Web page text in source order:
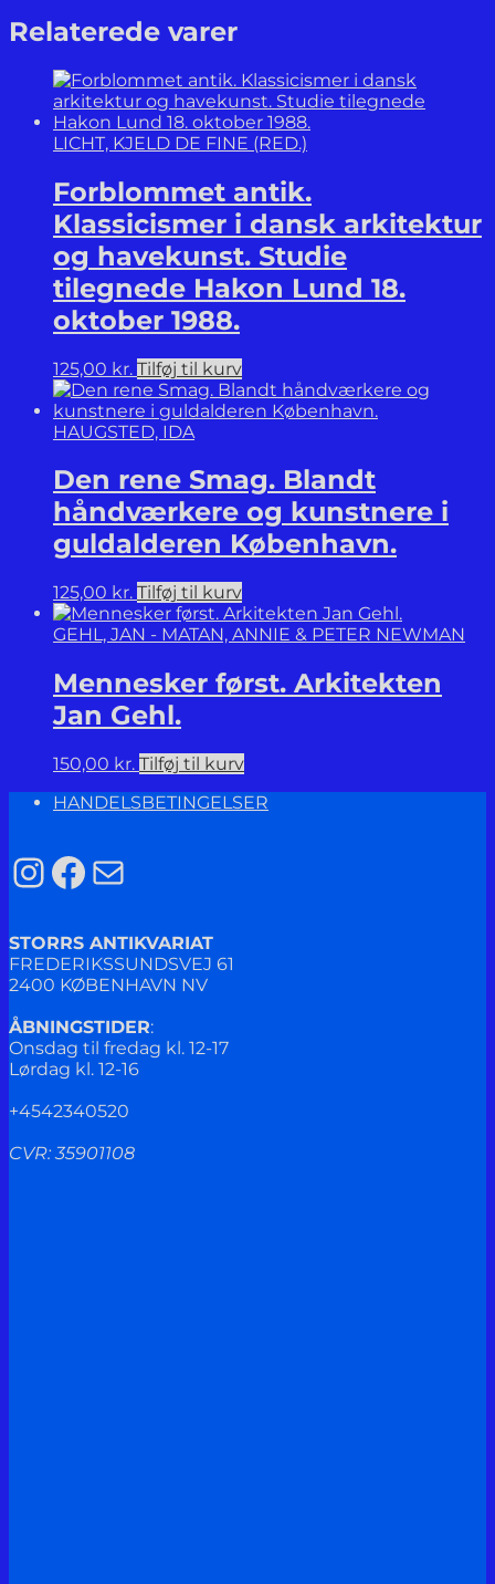
antal
Relaterede varer
LICHT, KJELD DE FINE (RED.)
Forblommet antik.
Klassicismer i dansk arkitektur
og havekunst. Studie
tilegnede Hakon Lund 18.
oktober 1988.
125,00 kr. Tilføj til kurv
HAUGSTED, IDA
Den rene Smag. Blandt
håndværkere og kunstnere i
guldalderen København.
125,00 kr. Tilføj til kurv
GEHL, JAN - MATAN, ANNIE & PETER NEWMAN
Mennesker først. Arkitekten
Jan Gehl.
150,00 kr. Tilføj til kurv
HANDELSBETINGELSER
Instagram
Facebook
Mail
STORRS ANTIKVARIAT
FREDERIKSSUNDSVEJ 61
2400 KØBENHAVN NV
ÅBNINGSTIDER:
Onsdag til fredag kl. 12-17
Lørdag kl. 12-16
+4542340520
CVR: 35901108